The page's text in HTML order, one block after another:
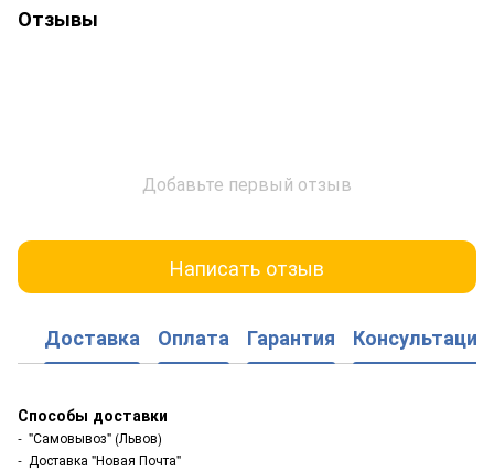
Отзывы
Добавьте первый отзыв
Написать отзыв
Доставка Оплата Гарантия Консультация
Способы доставки
- "Самовывоз" (Львов)
- Доставка "Новая Почта"